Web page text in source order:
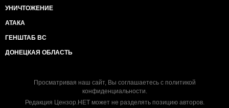
УНИЧТОЖЕНИЕ
АТАКА
ГЕНШТАБ ВС
ДОНЕЦКАЯ ОБЛАСТЬ
Просматривая наш сайт, Вы соглашаетесь с политикой
конфиденциальности.
Редакция Цензор.НЕТ может не разделять позицию авторов.